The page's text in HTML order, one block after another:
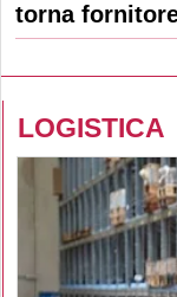
torna
LOGISTICA